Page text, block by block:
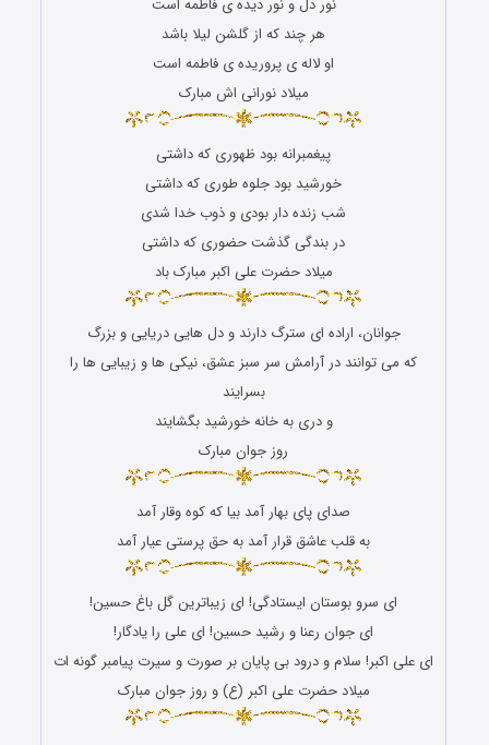
نور دل و نور دیده ی فاطمه است
هر چند که از گلشن لیلا باشد
او لاله ی پروریده ی فاطمه است
میلاد نورانی اش مبارک
پیغمبرانه بود ظهوری که داشتی
خورشید بود جلوه طوری که داشتی
شب زنده دار بودی و ذوب خدا شدی
در بندگی گذشت حضوری که داشتی
میلاد حضرت علی اکبر مبارک باد
جوانان، اراده ای سترگ دارند و دل هایی دریایی و بزرگ
که می توانند در آرامش سر سبز عشق، نیکی ها و زیبایی ها را
بسرایند
و دری به خانه خورشید بگشایند
روز جوان مبارک
صدای پای بهار آمد بیا که کوه وقار آمد
به قلب عاشق قرار آمد به حق پرستی عیار آمد
ای سرو بوستان ایستادگی! ای زیباترین گل باغ حسین!
ای جوان رعنا و رشید حسین! ای علی را یادگار!
ای علی اکبر! سلام و درود بی پایان بر صورت و سیرت پیامبر گونه ات
میلاد حضرت علی اکبر (ع) و روز جوان مبارک